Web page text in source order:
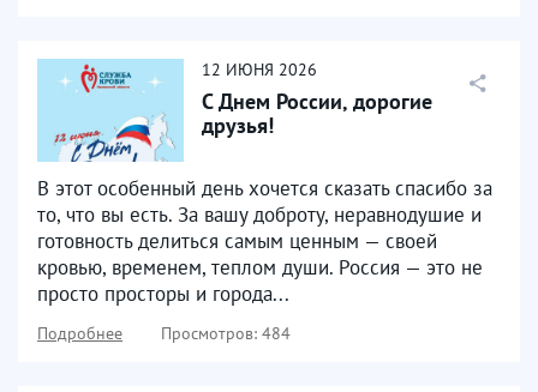
12 ИЮНЯ 2026
С Днем России, дорогие
друзья!
В этот особенный день хочется сказать спасибо за
то, что вы есть. За вашу доброту, неравнодушие и
готовность делиться самым ценным — своей
кровью, временем, теплом души. Россия — это не
просто просторы и города...
Подробнее Просмотров: 484